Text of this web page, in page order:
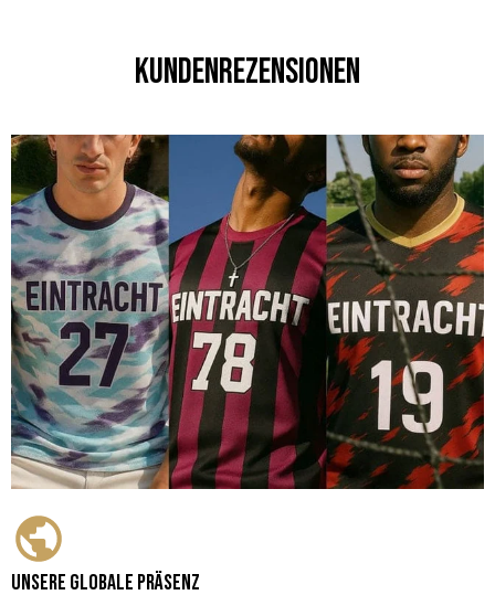
Kundenrezensionen
Unsere globale Präsenz